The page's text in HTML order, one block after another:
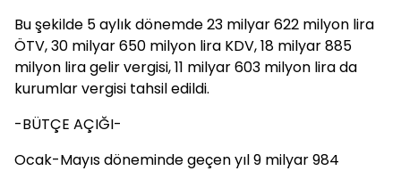
Bu şekilde 5 aylık dönemde 23 milyar 622 milyon lira
ÖTV, 30 milyar 650 milyon lira KDV, 18 milyar 885
milyon lira gelir vergisi, 11 milyar 603 milyon lira da
kurumlar vergisi tahsil edildi.
-BÜTÇE AÇIĞI-
Ocak-Mayıs döneminde geçen yıl 9 milyar 984